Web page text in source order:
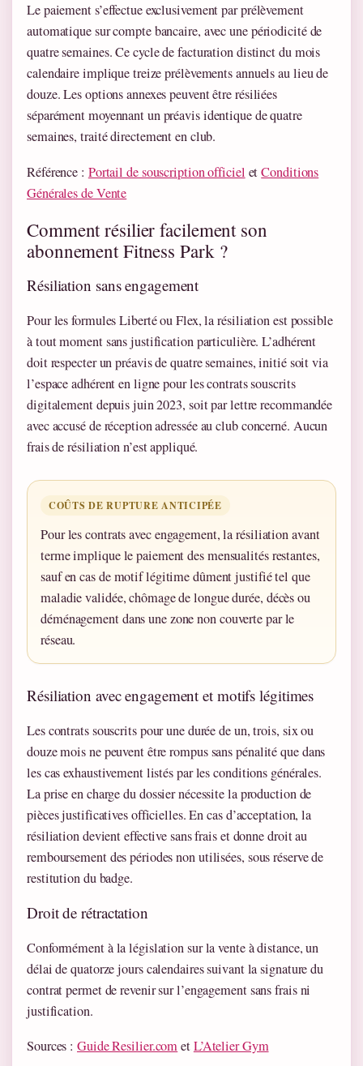
Le paiement s’effectue exclusivement par prélèvement
automatique sur compte bancaire, avec une périodicité de
quatre semaines. Ce cycle de facturation distinct du mois
calendaire implique treize prélèvements annuels au lieu de
douze. Les options annexes peuvent être résiliées
séparément moyennant un préavis identique de quatre
semaines, traité directement en club.
Référence : Portail de souscription officiel etConditions
Générales de Vente
Comment résilier facilement son
abonnement Fitness Park ?
Résiliation sans engagement
Pour les formules Liberté ou Flex, la résiliation est possible
à tout moment sans justification particulière. L’adhérent
doit respecter un préavis de quatre semaines, initié soit via
l’espace adhérent en ligne pour les contrats souscrits
digitalement depuis juin 2023, soit par lettre recommandée
avec accusé de réception adressée au club concerné. Aucun
frais de résiliation n’est appliqué.
COÛTS DE RUPTURE ANTICIPÉE
Pour les contrats avec engagement, la résiliation avant
terme implique le paiement des mensualités restantes,
sauf en cas de motif légitime dûment justifié tel que
maladie validée, chômage de longue durée, décès ou
déménagement dans une zone non couverte par le
réseau.
Résiliation avec engagement et motifs légitimes
Les contrats souscrits pour une durée de un, trois, six ou
douze mois ne peuvent être rompus sans pénalité que dans
les cas exhaustivement listés par les conditions générales.
La prise en charge du dossier nécessite la production de
pièces justificatives officielles. En cas d’acceptation, la
résiliation devient effective sans frais et donne droit au
remboursement des périodes non utilisées, sous réserve de
restitution du badge.
Droit de rétractation
Conformément à la législation sur la vente à distance, un
délai de quatorze jours calendaires suivant la signature du
contrat permet de revenir sur l’engagement sans frais ni
justification.
Sources :Guide Resilier.cometL’Atelier Gym